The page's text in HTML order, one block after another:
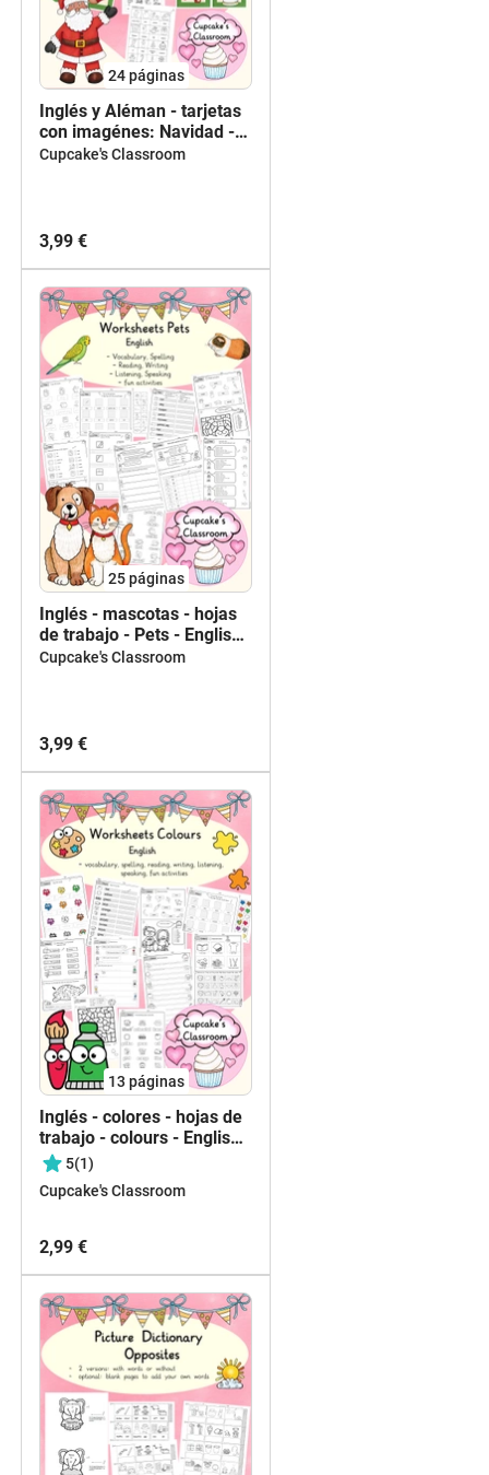
24páginas
Inglés y Aléman - tarjetas
con imagénes: Navidad -
Flashcards English:
Cupcake's Classroom
3,99 €
25páginas
Inglés - mascotas - hojas
de trabajo - Pets - English-
worksheets
Cupcake's Classroom
3,99 €
13 páginas
Inglés - colores - hojas de
trabajo - colours - English-
worksheets
5(1)
Cupcake's Classroom
2,99 €